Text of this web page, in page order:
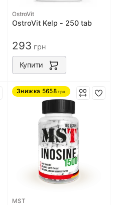
OstroVit
OstroVit Kelp - 250 tab
293 грн
Купити
Знижка 5658 грн
MST